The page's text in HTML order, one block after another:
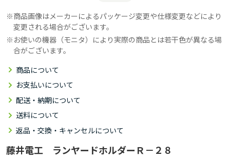
商品画像はメーカーによるパッケージ変更や仕様変更などにより
変更される場合がございます。
お使いの機器（モニタ）により実際の商品とは若干色が異なる場
合がございます。
商品について
お支払いについて
配送・納期について
送料について
返品・交換・キャンセルについて
藤井電工 ランヤードホルダーＲ－２８